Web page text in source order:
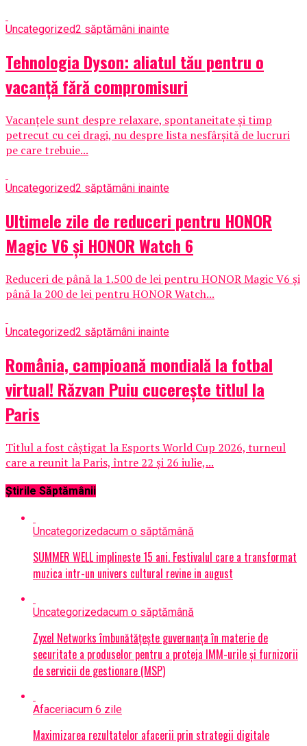
Uncategorized2 săptămâni inainte
Tehnologia Dyson: aliatul tău pentru o
vacanță fără compromisuri
Vacanțele sunt despre relaxare, spontaneitate și timp
petrecut cu cei dragi, nu despre lista nesfârșită de lucruri
pe care trebuie...
Uncategorized2 săptămâni inainte
Ultimele zile de reduceri pentru HONOR
Magic V6 și HONOR Watch 6
Reduceri de până la 1.500 de lei pentru HONOR Magic V6 și
până la 200 de lei pentru HONOR Watch...
Uncategorized2 săptămâni inainte
România, campioană mondială la fotbal
virtual! Răzvan Puiu cucerește titlul la
Paris
Titlul a fost câștigat la Esports World Cup 2026, turneul
care a reunit la Paris, între 22 și 26 iulie,...
Știrile Săptămânii
Uncategorizedacum o săptămână
SUMMER WELL implineste 15 ani. Festivalul care a transformat
muzica intr-un univers cultural revine in august
Uncategorizedacum o săptămână
Zyxel Networks îmbunătățește guvernanța în materie de
securitate a produselor pentru a proteja IMM-urile și furnizorii
de servicii de gestionare (MSP)
Afaceriacum 6 zile
Maximizarea rezultatelor afacerii prin strategii digitale